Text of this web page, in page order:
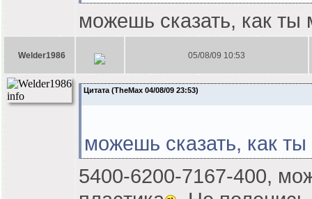
можешь сказать, как ты
Welder1986 05/08/09 10:53
Цитата (TheMax 04/08/09 23:53)
можешь сказать, как
5400-6200-7167-400,